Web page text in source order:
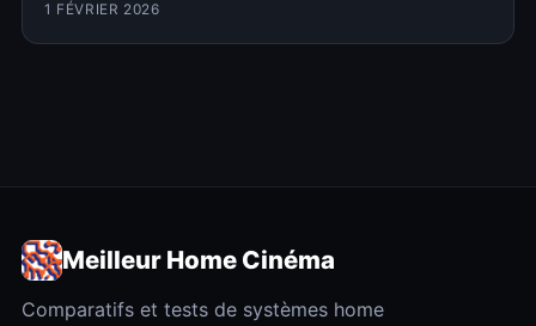
1 FÉVRIER 2026
Meilleur Home Cinéma
Comparatifs et tests de systèmes home